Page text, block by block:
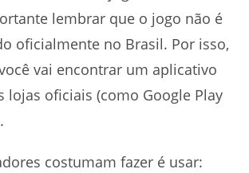
lembrar que o jogo não é
oficialmente no Brasil. Por isso,
vai encontrar um aplicativo
lojas oficiais (como Google Play
costumam fazer é usar: